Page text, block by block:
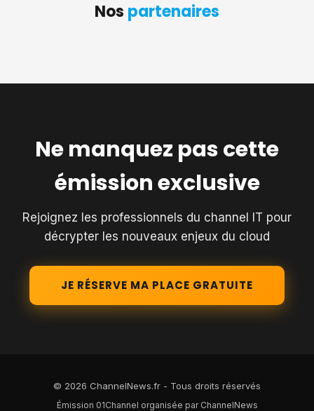
Nos partenaires
Ne manquez pas cette
émission exclusive
Rejoignez les professionnels du channel IT pour
décrypter les nouveaux enjeux du cloud
JE RÉSERVE MA PLACE GRATUITE
© 2026 ChannelNews.fr - Tous droits réservés
Émission 01Channel organisée par ChannelNews